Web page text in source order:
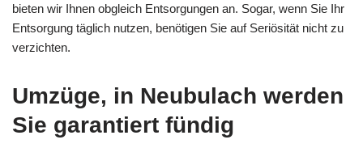
bieten wir Ihnen obgleich Entsorgungen an. Sogar, wenn Sie Ihr
Entsorgung täglich nutzen, benötigen Sie auf Seriösität nicht zu
verzichten.
Umzüge, in Neubulach werden
Sie garantiert fündig